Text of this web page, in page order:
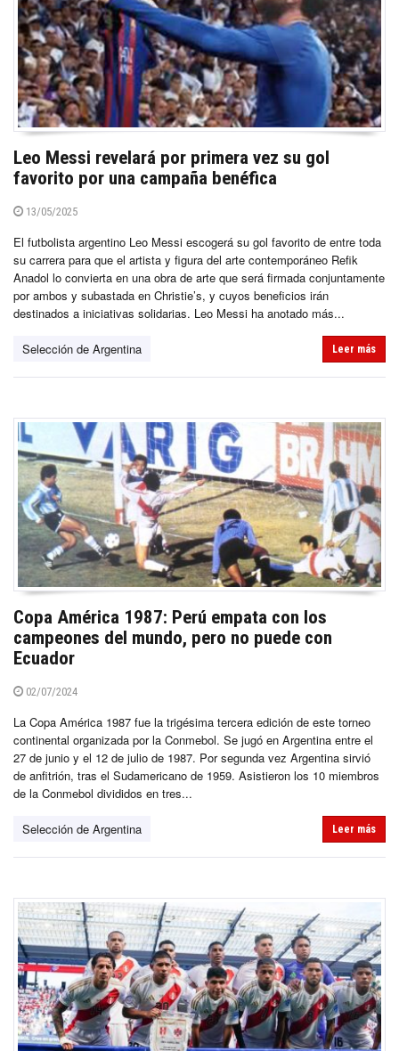
Leo Messi revelará por primera vez su gol
favorito por una campaña benéfica
13/05/2025
El futbolista argentino Leo Messi escogerá su gol favorito de entre toda
su carrera para que el artista y figura del arte contemporáneo Refik
Anadol lo convierta en una obra de arte que será firmada conjuntamente
por ambos y subastada en Christie’s, y cuyos beneficios irán
destinados a iniciativas solidarias. Leo Messi ha anotado más...
Selección de Argentina Leer más
Copa América 1987: Perú empata con los
campeones del mundo, pero no puede con
Ecuador
02/07/2024
La Copa América 1987 fue la trigésima tercera edición de este torneo
continental organizada por la Conmebol. Se jugó en Argentina entre el
27 de junio y el 12 de julio de 1987. Por segunda vez Argentina sirvió
de anfitrión, tras el Sudamericano de 1959. Asistieron los 10 miembros
de la Conmebol divididos en tres...
Selección de Argentina Leer más